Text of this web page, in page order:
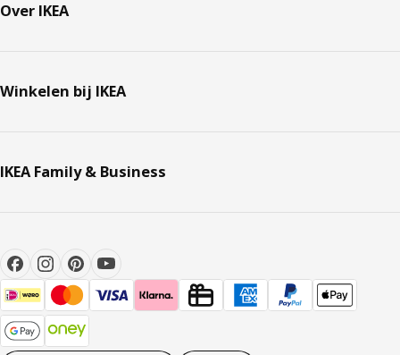
Over IKEA
Winkelen bij IKEA
IKEA Family & Business